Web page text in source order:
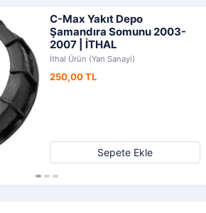
C-Max Yakıt Depo
Şamandıra Somunu 2003-
2007 | İTHAL
İthal Ürün (Yan Sanayi)
250,00 TL
Sepete Ekle